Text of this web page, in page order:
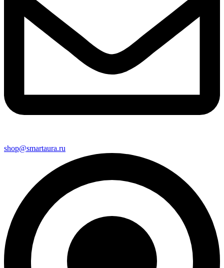
shop@smartaura.ru